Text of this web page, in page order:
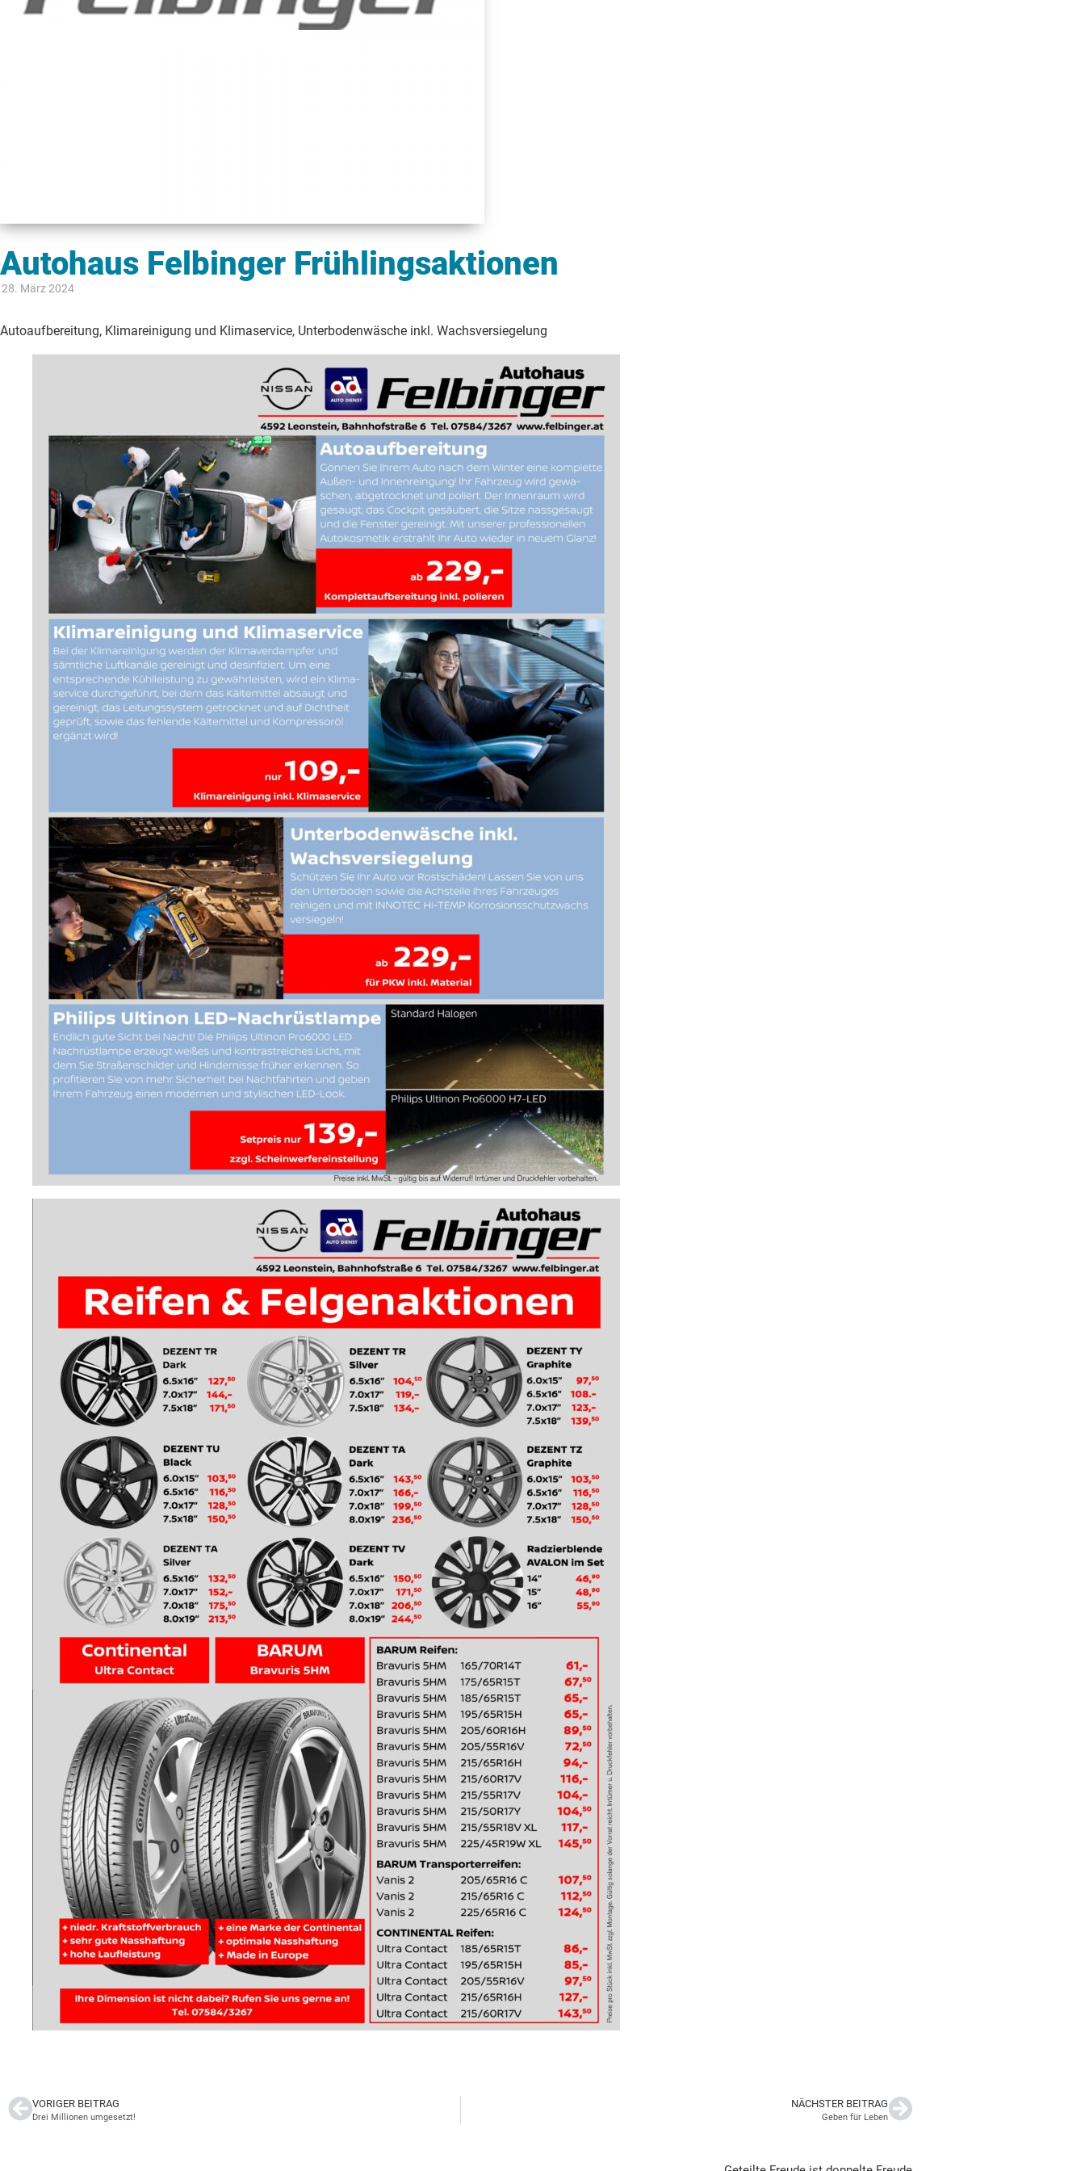
Autohaus Felbinger Frühlingsaktionen
28. März 2024
Autoaufbereitung, Klimareinigung und Klimaservice, Unterbodenwäsche inkl. Wachsversiegelung
VORIGER BEITRAG
Drei Millionen umgesetzt!
NÄCHSTER BEITRAG
Geben für Leben